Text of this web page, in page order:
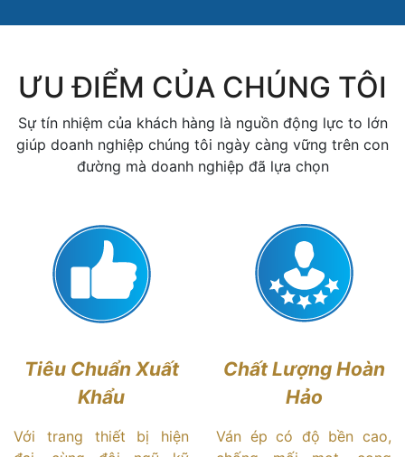
ƯU ĐIỂM CỦA CHÚNG TÔI
Sự tín nhiệm của khách hàng là nguồn động lực to lớn
giúp doanh nghiệp chúng tôi ngày càng vững trên con
đường mà doanh nghiệp đã lựa chọn
Tiêu Chuẩn Xuất
Khẩu
Với trang thiết bị hiện
Chất Lượng Hoàn
Hảo
Ván ép có độ bền cao,